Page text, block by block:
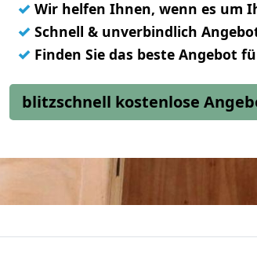
✓ Wir helfen Ihnen, wenn es um
✓ Schnell & unverbindlich
✓ Finden Sie das beste Angebot
blitzschnell kostenlose